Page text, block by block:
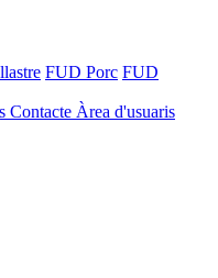
FUD Porc FUD
Contacte Àrea d'usuaris